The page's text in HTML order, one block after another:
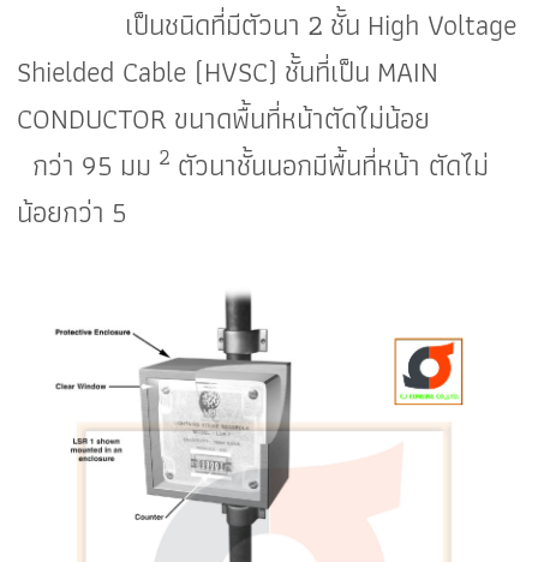
เป็นชนิดที่มีตัวนา 2 ชั้น High Voltage
Shielded Cable (HVSC) ชั้นที่เป็น MAIN
CONDUCTOR ขนาดพื้นที่หน้าตัดไม่น้อย
กว่า 95 มม 2 ตัวนาชั้นนอกมีพื้นที่หน้า ตัดไม่
น้อยกว่า 5